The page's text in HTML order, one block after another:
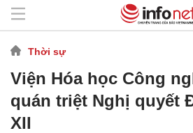
Thời sự
Viện Hóa học Công
quán triệt Nghị quyết
XII